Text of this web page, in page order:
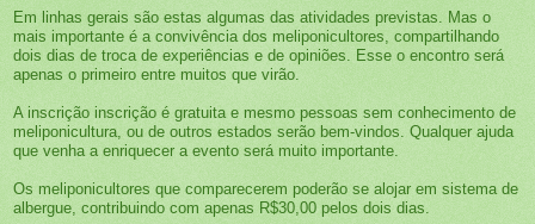
Em linhas gerais são estas algumas das atividades previstas. Mas o
mais importante é a convivência dos meliponicultores, compartilhando
dois dias de troca de experiências e de opiniões. Esse o encontro será
apenas o primeiro entre muitos que virão.
A inscrição inscrição é gratuita e mesmo pessoas sem conhecimento de
meliponicultura, ou de outros estados serão bem-vindos. Qualquer ajuda
que venha a enriquecer a evento será muito importante.
Os meliponicultores que comparecerem poderão se alojar em sistema de
albergue, contribuindo com apenas R$30,00 pelos dois dias.